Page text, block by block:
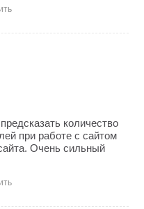
количество
при работе с сайтом
Очень сильный